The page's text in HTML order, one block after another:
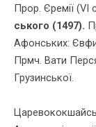
Прор. Єремiї (VІ
ського (1497).
Афон­­ських:
Прмч. Вати
Грузинської.